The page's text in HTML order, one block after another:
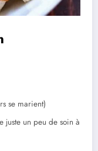
se marient)
juste un peu de soin à